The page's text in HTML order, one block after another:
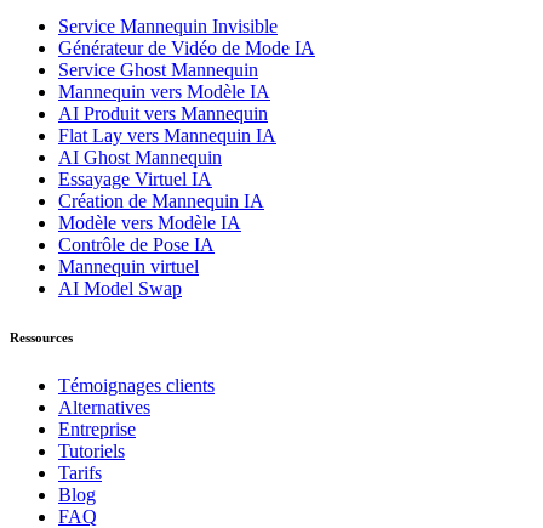
Service Mannequin Invisible
Générateur de Vidéo de Mode IA
Service Ghost Mannequin
Mannequin vers Modèle IA
AI Produit vers Mannequin
Flat Lay vers Mannequin IA
AI Ghost Mannequin
Essayage Virtuel IA
Création de Mannequin IA
Modèle vers Modèle IA
Contrôle de Pose IA
Mannequin virtuel
AI Model Swap
Ressources
Témoignages clients
Alternatives
Entreprise
Tutoriels
Tarifs
Blog
FAQ